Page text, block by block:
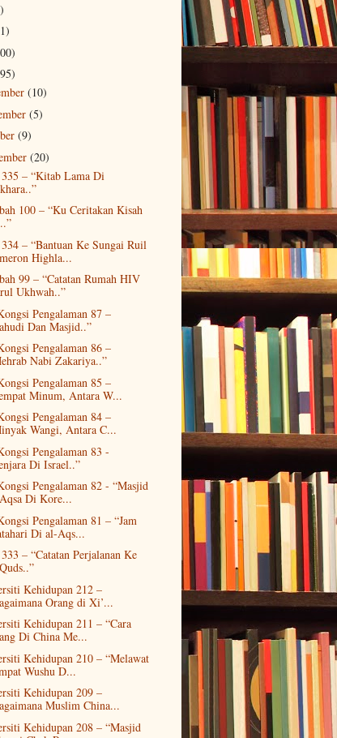
(10)
(5)
(9)
(20)
– “Kitab Lama Di
100 – “Ku Ceritakan Kisah
– “Bantuan Ke Sungai Ruil
Highla...
99 – “Catatan Rumah HIV
Ukhwah..”
Pengalaman 87 –
Dan Masjid..”
Pengalaman 86 –
Nabi Zakariya..”
Pengalaman 85 –
Minum, Antara W...
Pengalaman 84 –
Wangi, Antara C...
Pengalaman 83 -
Di Israel..”
Pengalaman 82 - “Masjid
Di Kore...
Pengalaman 81 – “Jam
Di al-Aqs...
– “Catatan Perjalanan Ke
Kehidupan 212 –
Orang di Xi’...
Kehidupan 211 – “Cara
Di China Me...
Kehidupan 210 – “Melawat
Wushu D...
Kehidupan 209 –
Muslim China...
Kehidupan 208 – “Masjid